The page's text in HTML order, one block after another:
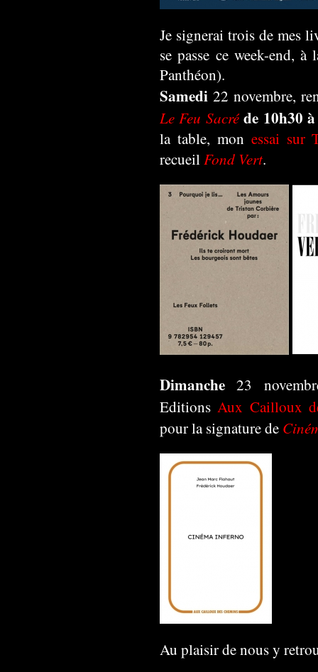
Je signerai trois de mes
se passe ce week-end,
Panthéon).
Samedi22 novembre,
Le Feu Sacré de 10h30
la table, mon essai sur
recueilFond Vert.
Dimanche23
EditionsAux Cailloux
pour la signature de
Au plaisir de nous y